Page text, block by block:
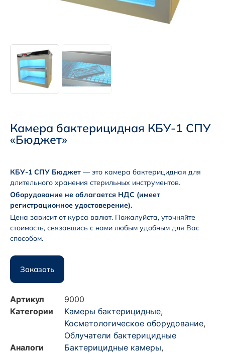
Камера бактерицидная КБУ-1 СПУ
«Бюджет»
КБУ-1 СПУ Бюджет — это камера бактерицидная для
длительного хранения стерильных инструментов.
Оборудование не облагается НДС (имеет
регистрационное удостоверение).
Цена зависит от курса валют. Пожалуйста, уточняйте
стоимость, связавшись с нами любым удобным для Вас
способом.
Заказать
Артикул
9000
Категории
Камеры бактерицидные,
Косметологическое оборудование,
Облучатели бактерицидные
Аналоги
Бактерицидные камеры,